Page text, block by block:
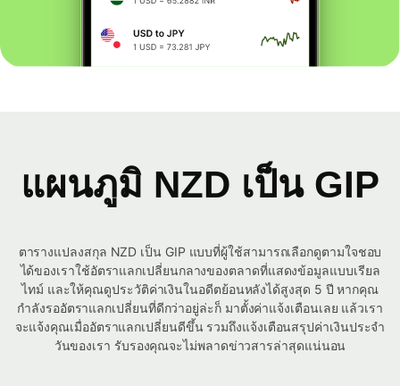
แผนภูมิ NZD เป็น GIP
ตารางแปลงสกุล NZD เป็น GIP แบบที่ผู้ใช้สามารถเลือกดูตามใจชอบ
ได้ของเราใช้อัตราแลกเปลี่ยนกลางของตลาดที่แสดงข้อมูลแบบเรียล
ไทม์ และให้คุณดูประวัติค่าเงินในอดีตย้อนหลังได้สูงสุด 5 ปี หากคุณ
กำลังรออัตราแลกเปลี่ยนที่ดีกว่าอยู่ล่ะก็ มาตั้งค่าแจ้งเตือนเลย แล้วเรา
จะแจ้งคุณเมื่ออัตราแลกเปลี่ยนดีขึ้น รวมถึงแจ้งเตือนสรุปค่าเงินประจำ
วันของเรา รับรองคุณจะไม่พลาดข่าวสารล่าสุดแน่นอน